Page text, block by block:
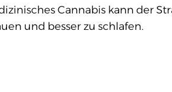
Cannabis kann der
und besser zu schlafen.